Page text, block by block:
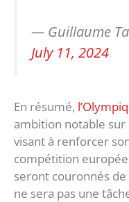
— Guillaume
July 11, 2024
En résumé,
ambition notable
visant à renforcer
compétition
seront couronnés de
ne sera pas une